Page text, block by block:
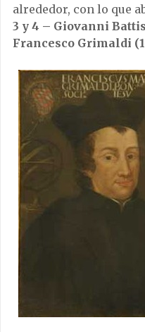
alrededor, con lo que
3 y 4 – Giovanni
Francesco Grimaldi